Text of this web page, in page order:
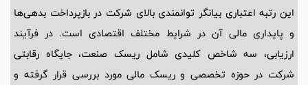
این رتبه اعتباری بیانگر توانمندی بالای شرکت در بازپرداخت بدهی‌ها
و پایداری مالی آن در شرایط مختلف اقتصادی است. در فرآیند
ارزیابی، سه شاخص کلیدی شامل ریسک صنعت، جایگاه رقابتی
شرکت در حوزه تخصصی و ریسک مالی مورد بررسی قرار گرفته و